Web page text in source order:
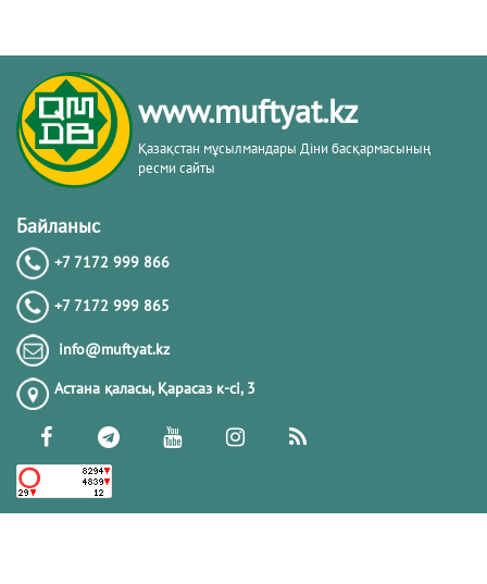
www.muftyat.kz
Қазақстан мұсылмандары Діни басқармасының
ресми сайты
Байланыс
+7 7172 999 866
+7 7172 999 865
info@muftyat.kz
Астана қаласы, Қарасаз к-сi, 3